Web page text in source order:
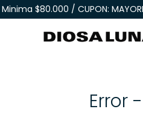
$80.000 / CUPON:
Error